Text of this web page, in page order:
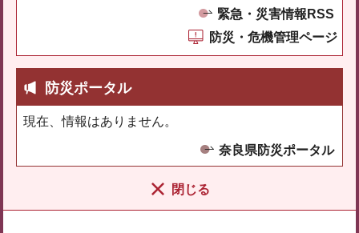
緊急・災害情報RSS
防災・危機管理ページ
防災ポータル
現在、情報はありません。
奈良県防災ポータル
閉じる